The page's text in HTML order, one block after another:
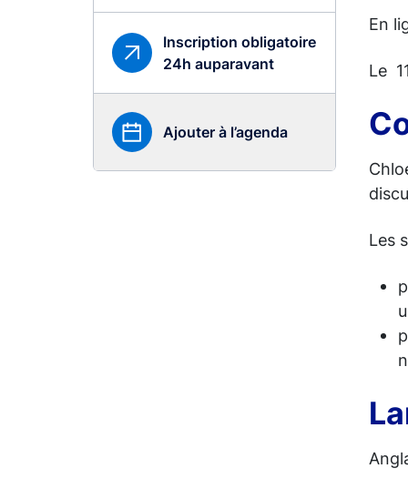
Inscription obligatoire
24h auparavant
Ajouter à l’agenda
En
Le
Les